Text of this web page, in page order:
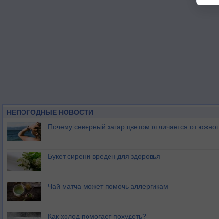
НЕПОГОДНЫЕ НОВОСТИ
Почему северный загар цветом отличается от
Букет сирени вреден для здоровья
Чай матча может помочь аллергикам
Как холод помогает похудеть?